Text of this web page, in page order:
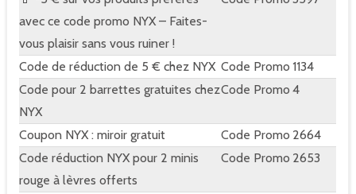
avec ce code promo NYX – Faites-
vous plaisir sans vous ruiner !
Code de réduction de 5 € chez NYX Code Promo 1134
Code pour 2 barrettes gratuites chez
NYX
Code Promo 4
Coupon NYX : miroir gratuit Code Promo 2664
Code réduction NYX pour 2 minis
rouge à lèvres offerts
Code Promo 2653